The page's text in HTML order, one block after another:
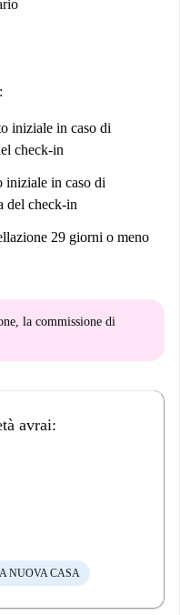
iniziale in caso di
check-in
iniziale in caso di
del check-in
29 giorni o meno
la commissione di
avrai:
NUOVA CASA